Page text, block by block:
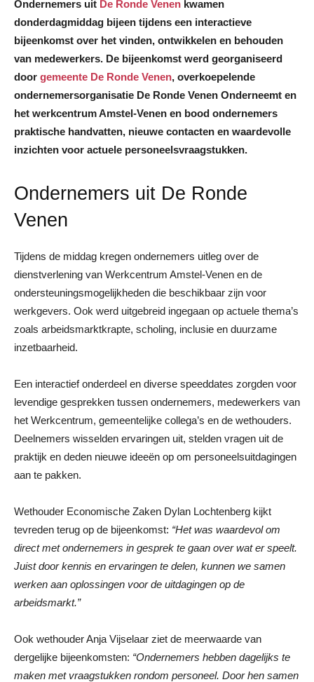
Ondernemers uit De Ronde Venen kwamen
donderdagmiddag bijeen tijdens een interactieve
bijeenkomst over het vinden, ontwikkelen en behouden
van medewerkers. De bijeenkomst werd georganiseerd
door gemeente De Ronde Venen, overkoepelende
ondernemersorganisatie De Ronde Venen Onderneemt en
het werkcentrum Amstel-Venen en bood ondernemers
praktische handvatten, nieuwe contacten en waardevolle
inzichten voor actuele personeelsvraagstukken.
Ondernemers uit De Ronde
Venen
Tijdens de middag kregen ondernemers uitleg over de
dienstverlening van Werkcentrum Amstel-Venen en de
ondersteuningsmogelijkheden die beschikbaar zijn voor
werkgevers. Ook werd uitgebreid ingegaan op actuele thema’s
zoals arbeidsmarktkrapte, scholing, inclusie en duurzame
inzetbaarheid.
Een interactief onderdeel en diverse speeddates zorgden voor
levendige gesprekken tussen ondernemers, medewerkers van
het Werkcentrum, gemeentelijke collega’s en de wethouders.
Deelnemers wisselden ervaringen uit, stelden vragen uit de
praktijk en deden nieuwe ideeën op om personeelsuitdagingen
aan te pakken.
Wethouder Economische Zaken Dylan Lochtenberg kijkt
tevreden terug op de bijeenkomst: “Het was waardevol om
direct met ondernemers in gesprek te gaan over wat er speelt.
Juist door kennis en ervaringen te delen, kunnen we samen
werken aan oplossingen voor de uitdagingen op de
arbeidsmarkt.”
Ook wethouder Anja Vijselaar ziet de meerwaarde van
dergelijke bijeenkomsten: “Ondernemers hebben dagelijks te
maken met vraagstukken rondom personeel. Door hen samen